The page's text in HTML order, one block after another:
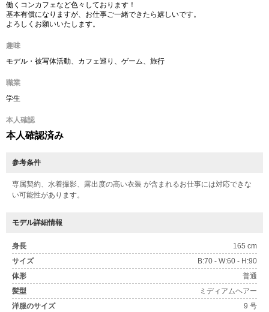
働くコンカフェなど色々しております！
基本有償になりますが、お仕事ご一緒できたら嬉しいです。
よろしくお願いいたします。
趣味
モデル・被写体活動、カフェ巡り、ゲーム、旅行
職業
学生
本人確認
本人確認済み
参考条件
専属契約、水着撮影、露出度の高い衣装 が含まれるお仕事には対応できな
い可能性があります。
モデル詳細情報
身長
165 cm
サイズ
B:70 - W:60 - H:90
体形
普通
髪型
ミディアムヘアー
洋服のサイズ
9 号